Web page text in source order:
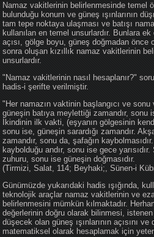
Namaz vakitlerinin belirlenmesinde temel
bulunduğu konum ve güneş ışınlarının
tam tepe noktaya ulaşması ve batışı
kullanılan en temel unsurlardır. Bunlara ek
açısı, gölge boyu, güneş doğmadan
sonra oluşan kızıllık namaz vakitlerinin
unsurlardır.
"Namaz vakitlerinin nasıl hesaplanır?"
hadis-i şerifte verilmiştir.
"Her namazın vaktinin başlangıcı ve sonu
güneşin batıya meylettiği zamandır, sonu
İkindinin ilk vakti, (eşyanın gölgesinin
sonu ise, güneşin sarardığı zamandır.
zamandır, sonu da, şafağın
kaybolduğu andır, sonu ise gece
zuhuru, sonu ise güneşin doğmasıdır.
(Tirmizi, Salat, 114; Beyhaki;, Sünen-i
Günümüzde yukarıdaki hadis ışığında,
teknolojik araçlar namaz vakitlerinin ve
belirlenmesini mümkün kılmaktadır.
değerlerinin doğru olarak bilinmesi,
düşecek olan güneş ışınlarının açısını
matematiksel olarak hesaplamak için